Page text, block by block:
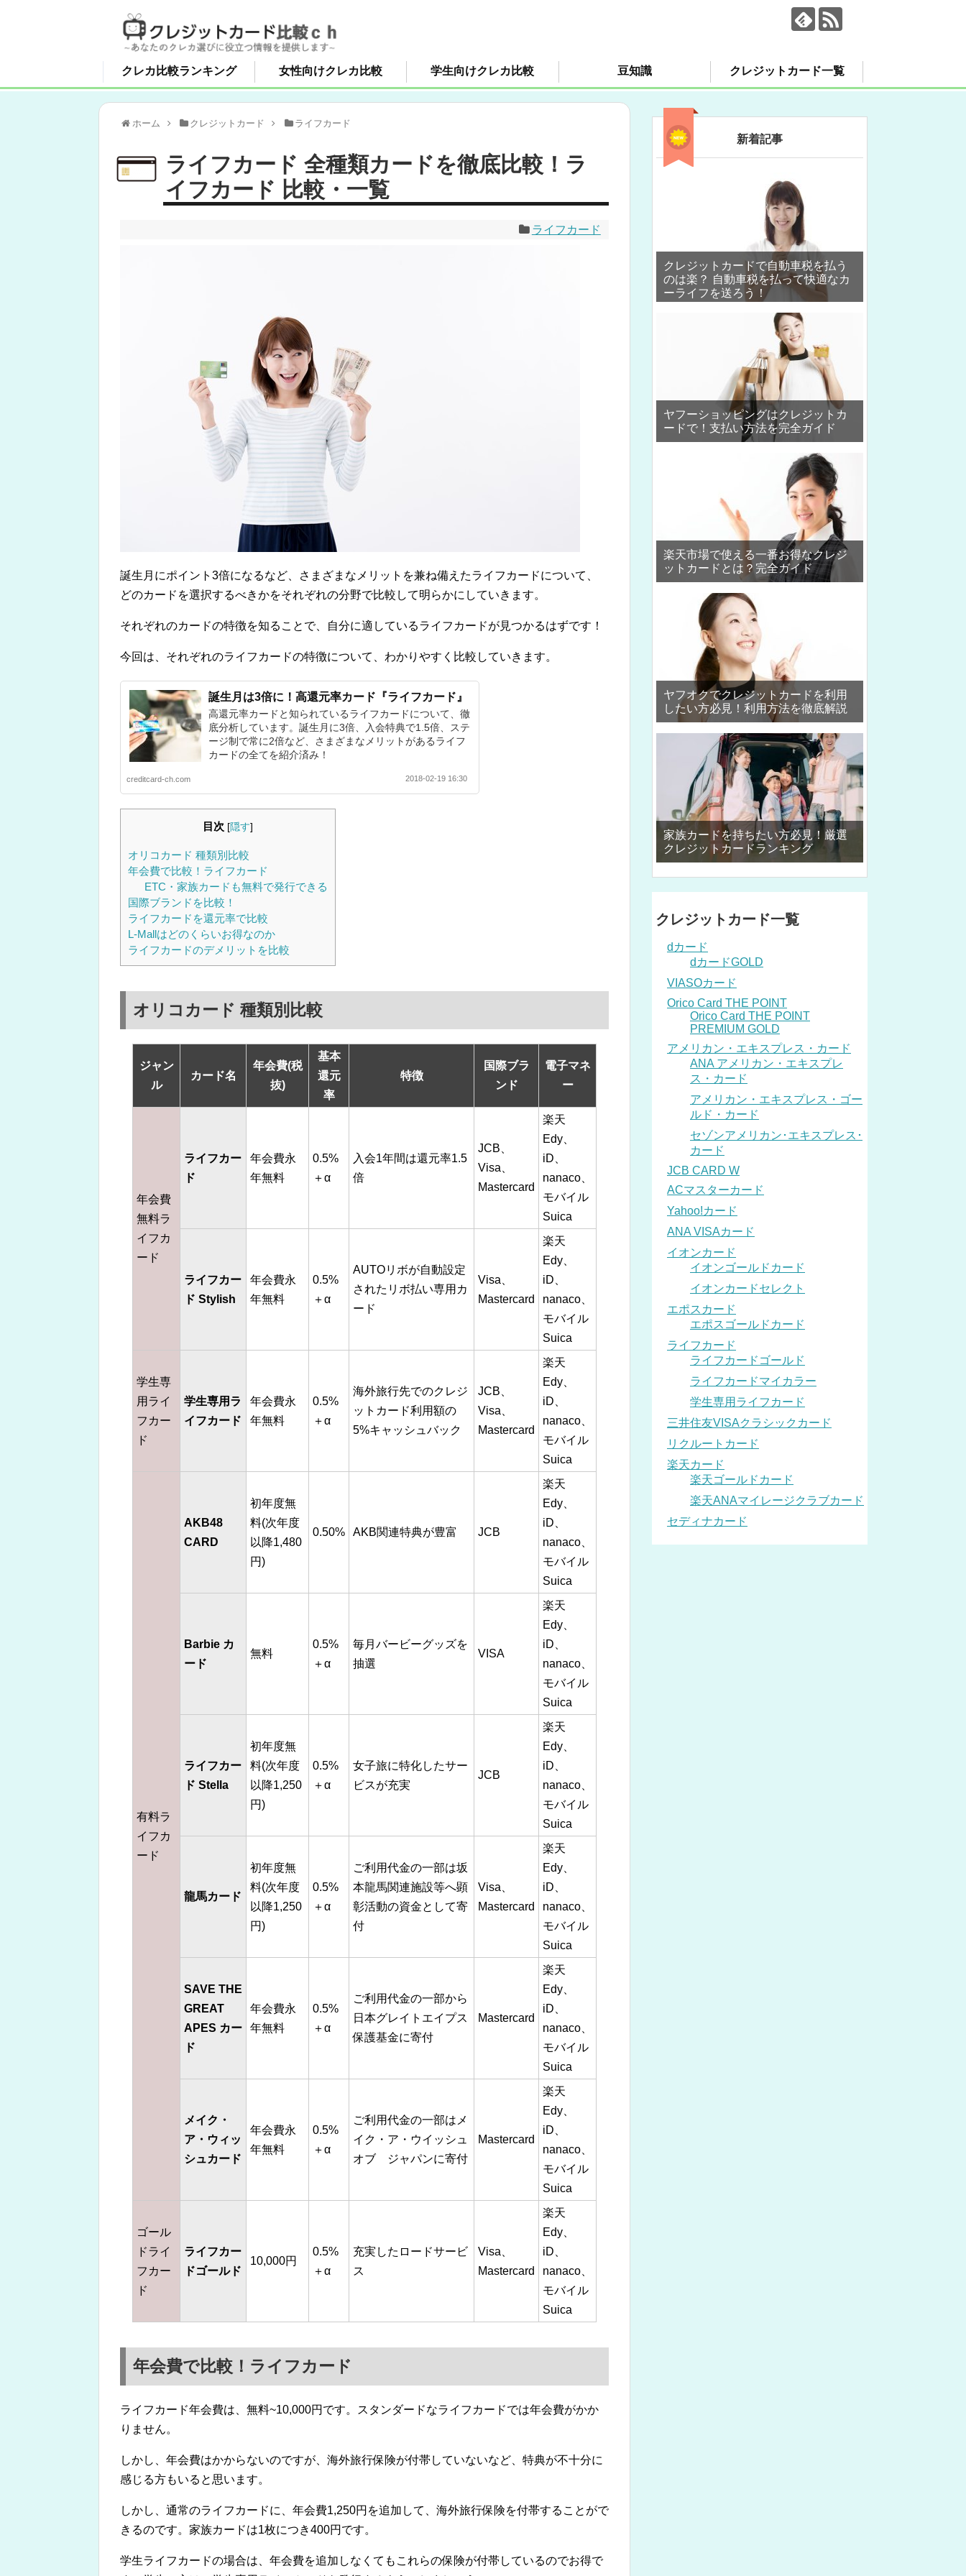
クレカ比較ランキング 女性向けクレカ比較 学生向けクレカ比較 豆知識 クレジットカード一覧
ホーム クレジットカード ライフカード
ライフカード 全種類カードを徹底比較！ラ
イフカード 比較・一覧
ライフカード
誕生月にポイント3倍になるなど、さまざまなメリットを兼ね備えたライフカードについて、
どのカードを選択するべきかをそれぞれの分野で比較して明らかにしていきます。
それぞれのカードの特徴を知ることで、自分に適しているライフカードが見つかるはずです！
今回は、それぞれのライフカードの特徴について、わかりやすく比較していきます。
誕生月は3倍に！高還元率カード『ライフカード』
高還元率カードと知られているライフカードについて、徹
底分析しています。誕生月に3倍、入会特典で1.5倍、ステ
ージ制で常に2倍など、さまざまなメリットがあるライフ
カードの全てを紹介済み！
creditcard-ch.com 2018-02-19 16:30
目次 [隠す]
オリコカード 種類別比較
年会費で比較！ライフカード
ETC・家族カードも無料で発行できる
国際ブランドを比較！
ライフカードを還元率で比較
L-Mallはどのくらいお得なのか
ライフカードのデメリットを比較
オリコカード 種類別比較
ジャン
ル
カード名
年会費(税
抜)
基本
還元
率
特徴
国際ブラ
ンド
電子マネ
ー
年会費
無料ラ
イフカ
ード
ライフカー
ド
年会費永
年無料
0.5%
＋α
入会1年間は還元率1.5
倍
JCB、
Visa、
Mastercard
楽天
Edy、
iD、
nanaco、
モバイル
Suica
ライフカー
ド Stylish
年会費永
年無料
0.5%
＋α
AUTOリボが自動設定
されたリボ払い専用カ
ード
Visa、
Mastercard
楽天
Edy、
iD、
nanaco、
モバイル
Suica
学生専
用ライ
フカー
ド
学生専用ラ
イフカード
年会費永
年無料
0.5%
＋α
海外旅行先でのクレジ
ットカード利用額の
5%キャッシュバック
JCB、
Visa、
Mastercard
楽天
Edy、
iD、
nanaco、
モバイル
Suica
有料ラ
イフカ
ード
AKB48
CARD
初年度無
料(次年度
以降1,480
円)
0.50% AKB関連特典が豊富 JCB
楽天
Edy、
iD、
nanaco、
モバイル
Suica
Barbie カ
ード
無料
0.5%
＋α
毎月バービーグッズを
抽選
VISA
楽天
Edy、
iD、
nanaco、
モバイル
Suica
ライフカー
ド Stella
初年度無
料(次年度
以降1,250
円)
0.5%
＋α
女子旅に特化したサー
ビスが充実
JCB
楽天
Edy、
iD、
nanaco、
モバイル
Suica
龍馬カード
初年度無
料(次年度
以降1,250
円)
0.5%
＋α
ご利用代金の一部は坂
本龍馬関連施設等へ顕
彰活動の資金として寄
付
Visa、
Mastercard
楽天
Edy、
iD、
nanaco、
モバイル
Suica
SAVE THE
GREAT
APES カー
ド
年会費永
年無料
0.5%
＋α
ご利用代金の一部から
日本グレイトエイプス
保護基金に寄付
Mastercard
楽天
Edy、
iD、
nanaco、
モバイル
Suica
メイク・
ア・ウィッ
シュカード
年会費永
年無料
0.5%
＋α
ご利用代金の一部はメ
イク・ア・ウイッシュ
オブ ジャパンに寄付
Mastercard
楽天
Edy、
iD、
nanaco、
モバイル
Suica
ゴール
ドライ
フカー
ド
ライフカー
ドゴールド
10,000円
0.5%
＋α
充実したロードサービ
ス
Visa、
Mastercard
楽天
Edy、
iD、
nanaco、
モバイル
Suica
年会費で比較！ライフカード
ライフカード年会費は、無料~10,000円です。スタンダードなライフカードでは年会費がかか
りません。
しかし、年会費はかからないのですが、海外旅行保険が付帯していないなど、特典が不十分に
感じる方もいると思います。
しかし、通常のライフカードに、年会費1,250円を追加して、海外旅行保険を付帯することがで
きるのです。家族カードは1枚につき400円です。
学生ライフカードの場合は、年会費を追加しなくてもこれらの保険が付帯しているのでお得で
新着記事
クレジットカードで自動車税を払う
のは楽？ 自動車税を払って快適なカ
ーライフを送ろう！
ヤフーショッピングはクレジットカ
ードで！支払い方法を完全ガイド
楽天市場で使える一番お得なクレジ
ットカードとは？完全ガイド
ヤフオクでクレジットカードを利用
したい方必見！利用方法を徹底解説
家族カードを持ちたい方必見！厳選
クレジットカードランキング
クレジットカード一覧
dカード
dカードGOLD
VIASOカード
Orico Card THE POINT
Orico Card THE POINT
PREMIUM GOLD
アメリカン・エキスプレス・カード
ANA アメリカン・エキスプレ
ス・カード
アメリカン・エキスプレス・ゴー
ルド・カード
セゾンアメリカン･エキスプレス･
カード
JCB CARD W
ACマスターカード
Yahoo!カード
ANA VISAカード
イオンカード
イオンゴールドカード
イオンカードセレクト
エポスカード
エポスゴールドカード
ライフカード
ライフカードゴールド
ライフカードマイカラー
学生専用ライフカード
三井住友VISAクラシックカード
リクルートカード
楽天カード
楽天ゴールドカード
楽天ANAマイレージクラブカード
セディナカード